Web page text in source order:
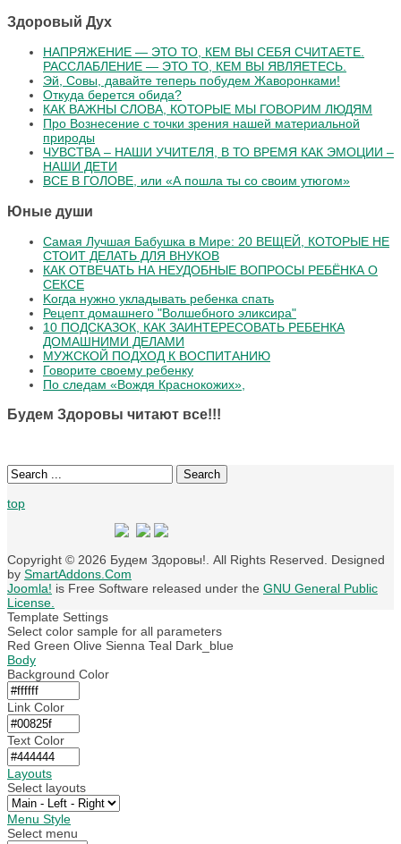
Здоровый Дух
НАПРЯЖЕНИЕ — ЭТО ТО, КЕМ ВЫ СЕБЯ СЧИТАЕТЕ.
РАССЛАБЛЕНИЕ — ЭТО ТО, КЕМ ВЫ ЯВЛЯЕТЕСЬ.
Эй, Совы, давайте теперь побудем Жаворонками!
Откуда берется обида?
КАК ВАЖНЫ СЛОВА, КОТОРЫЕ МЫ ГОВОРИМ ЛЮДЯМ
Про Вознесение с точки зрения нашей материальной
природы
ЧУВСТВА – НАШИ УЧИТЕЛЯ, В ТО ВРЕМЯ КАК ЭМОЦИИ –
НАШИ ДЕТИ
ВСЕ В ГОЛОВЕ, или «А пошла ты со своим утюгом»
Юные души
Самая Лучшая Бабушка в Мире: 20 ВЕЩЕЙ, КОТОРЫЕ НЕ
СТОИТ ДЕЛАТЬ ДЛЯ ВНУКОВ
КАК ОТВЕЧАТЬ НА НЕУДОБНЫЕ ВОПРОСЫ РЕБЁНКА О
СЕКСЕ
Koгдa нужнo уклaдывaть peбeнкa cпaть
Рецепт домашнего "Волшебного эликсира"
10 ПОДСКАЗОК, КАК ЗАИНТЕРЕСОВАТЬ РЕБЕНКА
ДОМАШНИМИ ДЕЛАМИ
МУЖСКОЙ ПОДХОД К ВОСПИТАНИЮ
Говорите своему ребенку
По следам «Вождя Краснокожих»,
Будем Здоровы читают все!!!
Search
top
Copyright © 2026 Будем Здоровы!. All Rights Reserved. Designed
by SmartAddons.Com
Joomla! is Free Software released under the GNU General Public
License.
Template Settings
Select color sample for all parameters
Red Green Olive Sienna Teal Dark_blue
Body
Background Color
Link Color
Text Color
Layouts
Select layouts
Menu Style
Select menu